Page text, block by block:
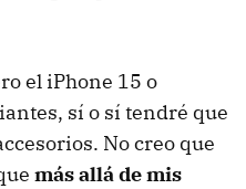
el iPhone 15 o
sí o sí tendré que
No creo que
más allá de mis